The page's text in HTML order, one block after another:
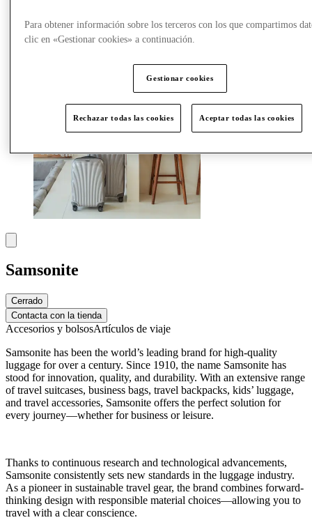
Samsonite
Cerrado
Contacta con la tienda
Accesorios y bolsosArtículos de viaje
Samsonite has been the world’s leading brand forhigh-quality
luggage for over a century. Since 1910, the name Samsonite has
stood for innovation, quality, and durability. With an extensive range
oftravel suitcases, business bags, travel backpacks, kids’ luggage,
and travel accessories, Samsonite offers the perfect solution for
every journey—whether for business or leisure.
Thanks to continuous research and technological advancements,
Samsonite consistently sets new standards in the luggage industry.
As a pioneer in sustainable travel gear, the brand combines forward-
thinking design with responsible material choices—allowing you to
travel with a clear conscience.
Para obtener información sobre los terceros con los que compartimos
clic en «Gestionar cookies» a continuación.
Gestionar cookies
Rechazar todas las cookies Aceptar todas las cookies